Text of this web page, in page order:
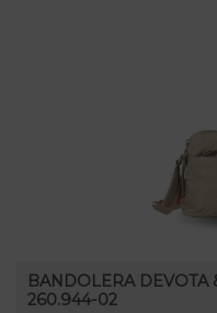
BANDOLERA
260.944-02